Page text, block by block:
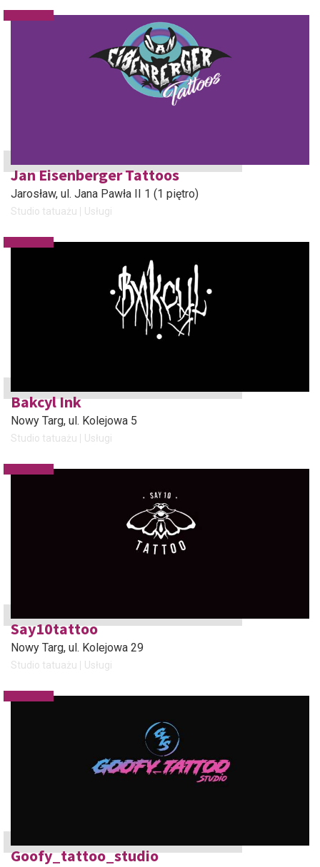
Jan Eisenberger Tattoos
Jarosław, ul. Jana Pawła II 1 (1 piętro)
Studio tatuażu Usługi
Bakcyl Ink
Nowy Targ, ul. Kolejowa 5
Studio tatuażu Usługi
Say10tattoo
Nowy Targ, ul. Kolejowa 29
Studio tatuażu Usługi
Goofy_tattoo_studio